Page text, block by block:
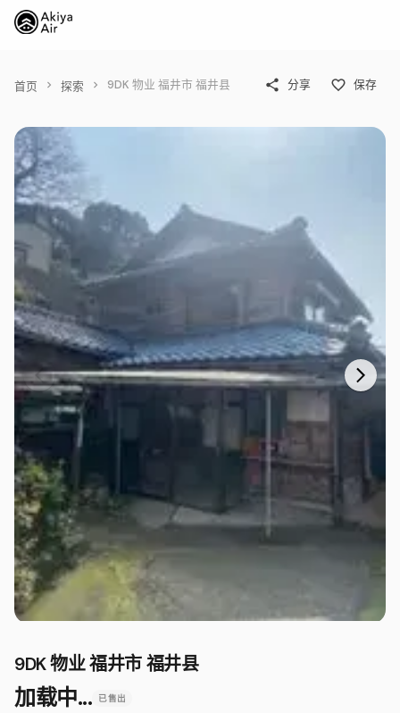
首页 探索 9DK 物业 福井市 福井县 分享 保存
9DK 物业 福井市 福井县
加载中... 已售出